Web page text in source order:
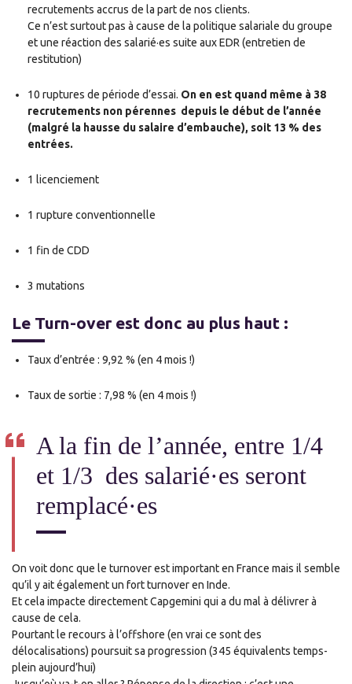
recrutements accrus de la part de nos clients.
Ce n’est surtout pas à cause de la politique salariale du groupe
et une réaction des salarié·es suite aux EDR (entretien de
restitution)
10 ruptures de période d’essai. On en est quand même à 38
recrutements non pérennes depuis le début de l’année
(malgré la hausse du salaire d’embauche), soit 13 % des
entrées.
1 licenciement
1 rupture conventionnelle
1 fin de CDD
3 mutations
Le Turn-over est donc au plus haut :
Taux d’entrée : 9,92 % (en 4 mois !)
Taux de sortie : 7,98 % (en 4 mois !)
A la fin de l’année, entre 1/4
et 1/3 des salarié·es seront
remplacé·es
On voit donc que le turnover est important en France mais il semble
qu’il y ait également un fort turnover en Inde.
Et cela impacte directement Capgemini qui a du mal à délivrer à
cause de cela.
Pourtant le recours à l’offshore (en vrai ce sont des
délocalisations) poursuit sa progression (345 équivalents temps-
plein aujourd’hui)